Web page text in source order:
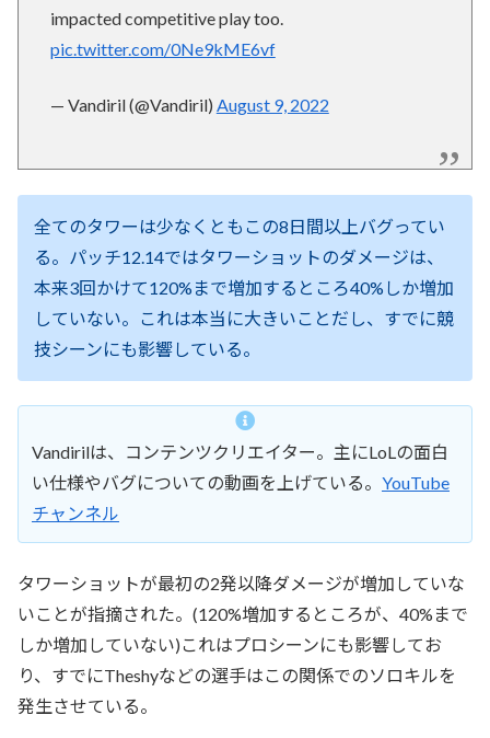
impacted competitive play too.
pic.twitter.com/0Ne9kME6vf
— Vandiril (@Vandiril) August 9, 2022
全てのタワーは少なくともこの8日間以上バグってい
る。パッチ12.14ではタワーショットのダメージは、
本来3回かけて120%まで増加するところ40%しか増加
していない。これは本当に大きいことだし、すでに競
技シーンにも影響している。
Vandirilは、コンテンツクリエイター。主にLoLの面白
い仕様やバグについての動画を上げている。 YouTube
チャンネル
タワーショットが最初の2発以降ダメージが増加していな
いことが指摘された。(120%増加するところが、40%まで
しか増加していない)これはプロシーンにも影響してお
り、すでにTheshyなどの選手はこの関係でのソロキルを
発生させている。